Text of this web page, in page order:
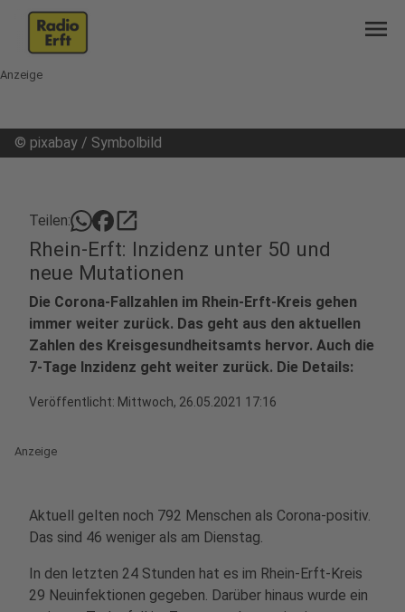
menu
Anzeige
© pixabay / Symbolbild
Teilen: open_in_new
Rhein-Erft: Inzidenz unter 50 und
neue Mutationen
Die Corona-Fallzahlen im Rhein-Erft-Kreis gehen
immer weiter zurück. Das geht aus den aktuellen
Zahlen des Kreisgesundheitsamts hervor. Auch die
7-Tage Inzidenz geht weiter zurück. Die Details:
Veröffentlicht: Mittwoch, 26.05.2021 17:16
Anzeige
Aktuell gelten noch 792 Menschen als Corona-positiv.
Das sind 46 weniger als am Dienstag.
In den letzten 24 Stunden hat es im Rhein-Erft-Kreis
29 Neuinfektionen gegeben. Darüber hinaus wurde ein